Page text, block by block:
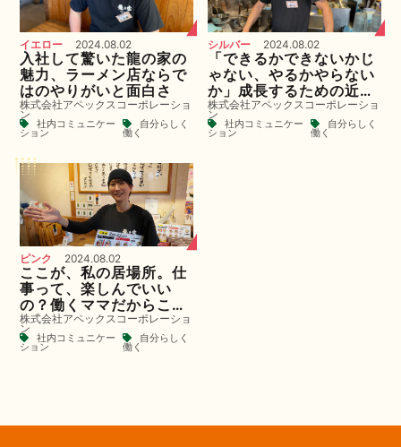
イエロー 2024.08.02
入社して驚いた龍の家の
魅力、ラーメン店ならで
はのやりがいと面白さ
株式会社アペックスコーポレーショ
ン
社内コミュニケー
ション
自分らしく
働く
シルバー 2024.08.02
「できるかできないかじ
ゃない、やるかやらない
か」成長するための近道
は変化を楽しむこと。
株式会社アペックスコーポレーショ
ン
社内コミュニケー
ション
自分らしく
働く
ピンク 2024.08.02
ここが、私の居場所。仕
事って、楽しんでいい
の？働くママだからこそ
伝えたいこととは。
株式会社アペックスコーポレーショ
ン
社内コミュニケー
ション
自分らしく
働く